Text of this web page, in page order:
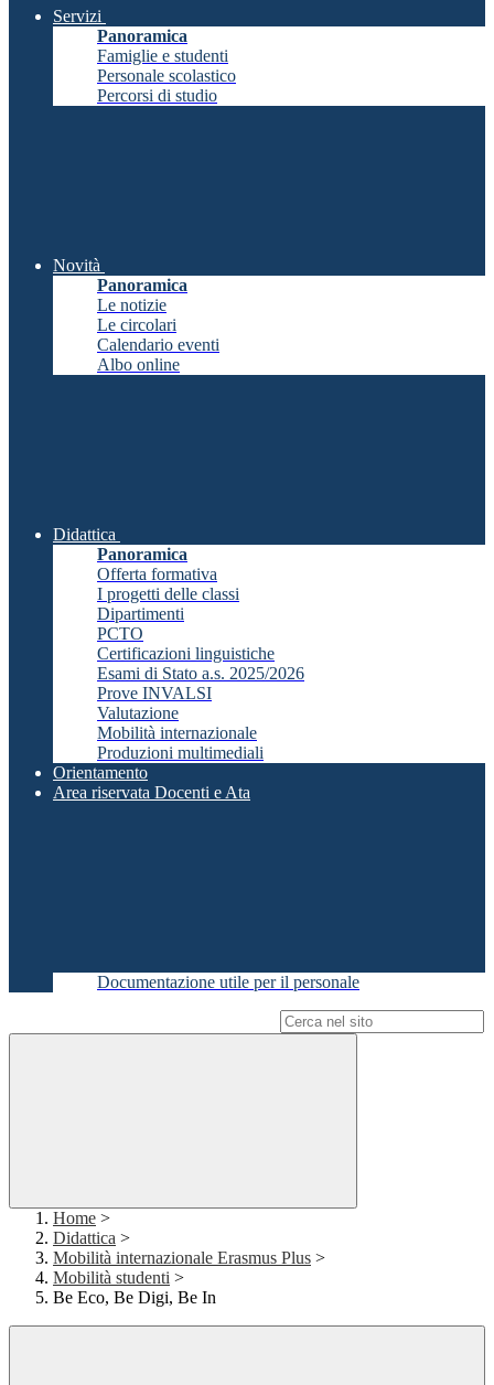
Servizi
Panoramica
Famiglie e studenti
Personale scolastico
Percorsi di studio
Novità
Panoramica
Le notizie
Le circolari
Calendario eventi
Albo online
Didattica
Panoramica
Offerta formativa
I progetti delle classi
Dipartimenti
PCTO
Certificazioni linguistiche
Esami di Stato a.s. 2025/2026
Prove INVALSI
Valutazione
Mobilità internazionale
Produzioni multimediali
Orientamento
Area riservata Docenti e Ata
Documentazione utile per il personale
Home >
Didattica >
Mobilità internazionale Erasmus Plus >
Mobilità studenti >
Be Eco, Be Digi, Be In